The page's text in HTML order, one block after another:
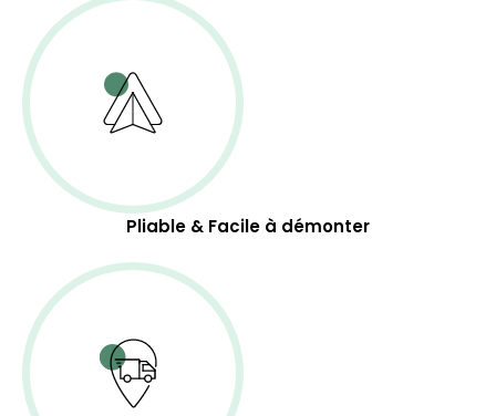
Pliable & Facile à démonter